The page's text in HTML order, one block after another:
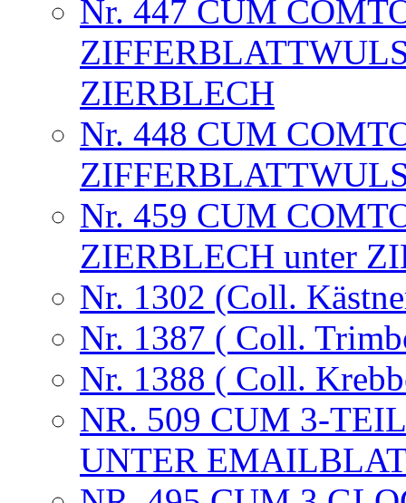
Nr. 447 CUM
ZIERBLECH
Nr. 448 CUM
Nr. 459 CUM
ZIERBLECH unter
Nr. 1302 (Coll.
Nr. 1387 ( Coll.
Nr. 1388 ( Coll.
NR. 509 CUM 3-
UNTER